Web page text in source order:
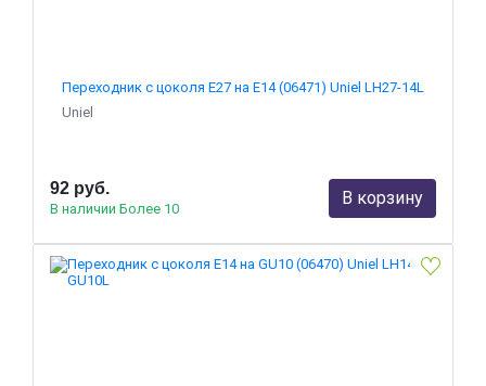
Переходник с цоколя Е27 на Е14 (06471) Uniel LH27-14L
Uniel
92 руб.
В наличии Более 10
В корзину